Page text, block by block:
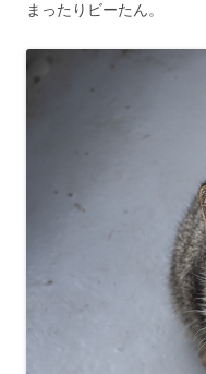
まったりビーたん。